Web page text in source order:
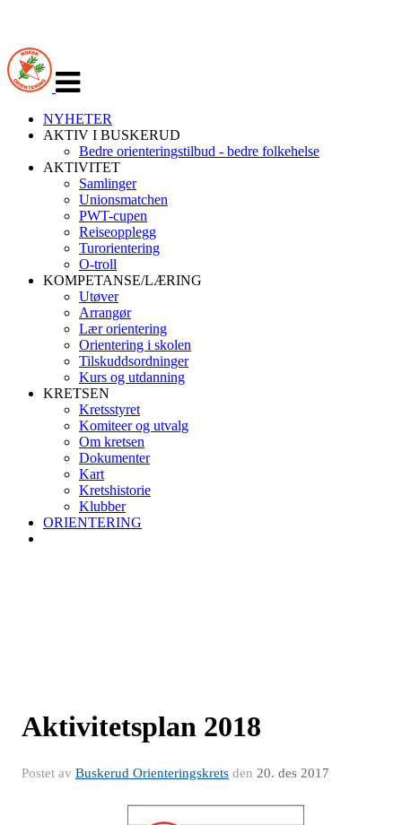
navigasjon
NYHETER
AKTIV I BUSKERUD
Bedre orienteringstilbud - bedre folkehelse
AKTIVITET
Samlinger
Unionsmatchen
PWT-cupen
Reiseopplegg
Turorientering
O-troll
KOMPETANSE/LÆRING
Utøver
Arrangør
Lær orientering
Orientering i skolen
Tilskuddsordninger
Kurs og utdanning
KRETSEN
Kretsstyret
Komiteer og utvalg
Om kretsen
Dokumenter
Kart
Kretshistorie
Klubber
ORIENTERING
Aktivitetsplan 2018
Postet av Buskerud Orienteringskrets den 20. des 2017